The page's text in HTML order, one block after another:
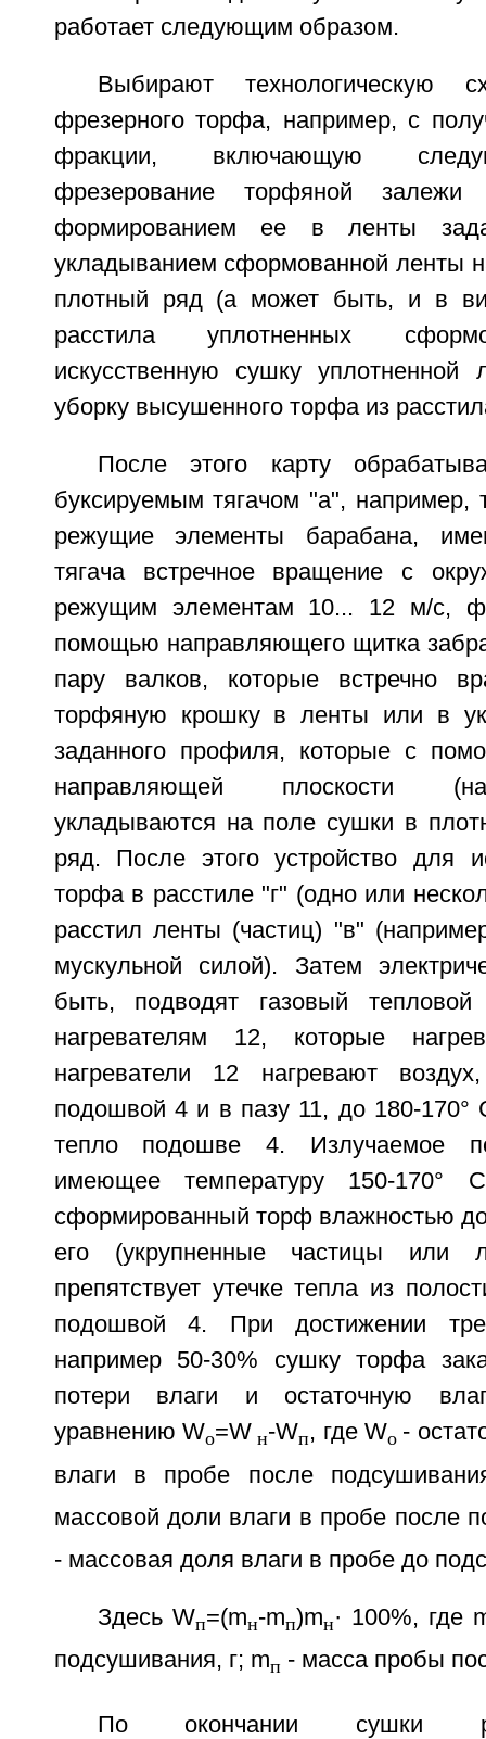
работает следующим образом.
Выбирают технологическую
фрезерного торфа, например, с
фракции, включающую
фрезерование торфяной
формированием ее в ленты
укладыванием сформованной ленты
плотный ряд (а может быть, и в
расстила уплотненных
искусственную сушку уплотненной
уборку высушенного торфа из
После этого карту
буксируемым тягачом "а", например,
режущие элементы барабана,
тягача встречное вращение с
режущим элементам 10... 12 м/с,
помощью направляющего щитка
пару валков, которые встречно
торфяную крошку в ленты или в
заданного профиля, которые с
направляющей плоскости
укладываются на поле сушки в
ряд. После этого устройство для
торфа в расстиле "г" (одно или
расстил ленты (частиц) "в"
мускульной силой). Затем
быть, подводят газовый
нагревателям 12, которые
нагреватели 12 нагревают
подошвой 4 и в пазу 11, до 180-170°
тепло подошве 4. Излучаемое
имеющее температуру 150-170°
сформированный торф влажностью
его (укрупненные частицы или
препятствует утечке тепла из
подошвой 4. При достижении
например 50-30% сушку торфа
потери влаги и остаточную
уравнению Wo=W н-Wп, где Wo -
влаги в пробе после
массовой доли влаги в пробе после
- массовая доля влаги в пробе до
Здесь Wп=(mн-mп)mн· 100%, где
подсушивания, г; mп - масса пробы
По окончании сушки